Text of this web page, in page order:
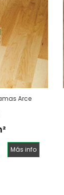
Arce
Más info